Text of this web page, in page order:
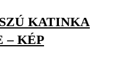
KATINKA
– KÉP